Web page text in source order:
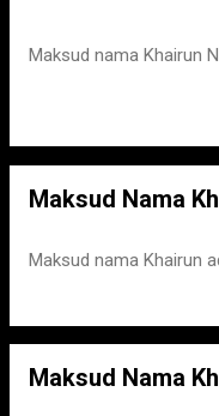
Maksud nama Khairun
Maksud Nama
Maksud nama Khairun
Maksud Nama